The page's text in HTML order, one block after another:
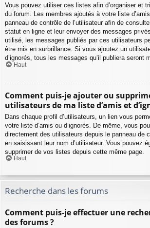
Vous pouvez utiliser ces listes afin d’organiser et
du forum. Les membres ajoutés à votre liste
panneau de contrôle de l’utilisateur afin de
statut en ligne et leur envoyer des messages
utilisé, les messages publiés par ces utilisateurs
être mis en surbrillance. Si vous ajoutez un
d’ignorés, tous les messages qu’il publiera seront
Haut
Comment puis-je ajouter ou
utilisateurs de ma liste d’amis et
Dans chaque profil d’utilisateurs, un lien vous
votre liste d’amis ou d’ignorés. De même, vous
directement des utilisateurs depuis le panneau de
en saisissant leur nom d’utilisateur. Vous pouvez
supprimer de vos listes depuis cette même page.
Haut
Recherche dans les forums
Comment puis-je effectuer une
des forums ?